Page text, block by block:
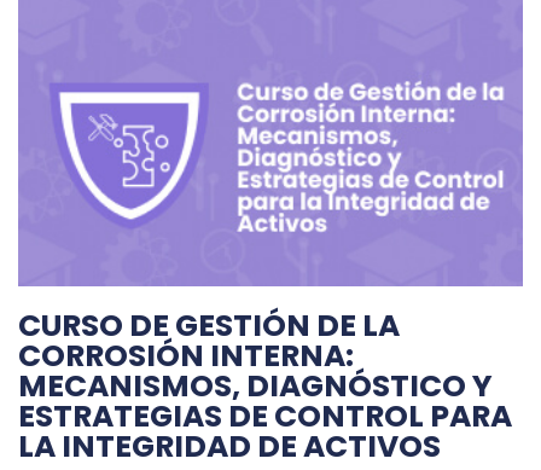
CURSO DE GESTIÓN DE LA
CORROSIÓN INTERNA:
MECANISMOS, DIAGNÓSTICO Y
ESTRATEGIAS DE CONTROL PARA
LA INTEGRIDAD DE ACTIVOS